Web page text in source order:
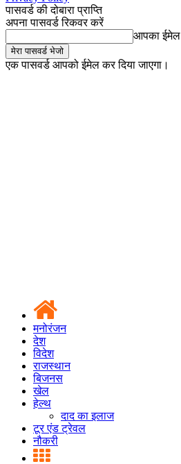
पासवर्ड की दोबारा प्राप्ति
अपना पासवर्ड रिकवर करें
आपका ईमेल
एक पासवर्ड आपको ईमेल कर दिया जाएगा।
मनोरंजन
देश
विदेश
राजस्थान
बिजनस
खेल
हेल्थ
दाद का इलाज
टूर एंड ट्रेवल
नौकरी